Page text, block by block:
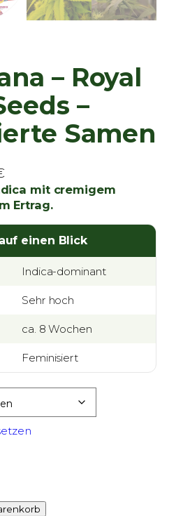
– Royal
–
Samen
r
e
i
s
s
5
,
0
b
mit cremigem
Ertrag.
einen Blick
Indica-dominant
Sehr hoch
ca. 8 Wochen
Feminisiert